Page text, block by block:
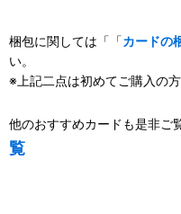
梱包に関しては「「カードの
い。
※上記二点は初めてご購入の
他のおすすめカードも是非ご
覧